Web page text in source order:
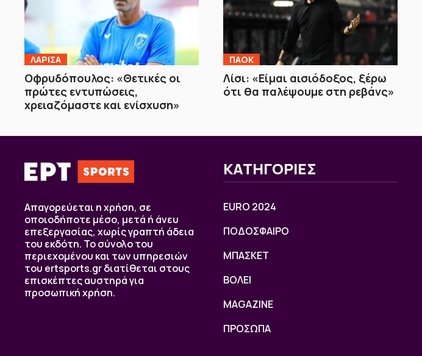
ΛΑΡΙΣΑ
Οφρυδόπουλος: «Θετικές οι
πρώτες εντυπώσεις,
χρειαζόμαστε και ενίσχυση»
ΠΑΟΚ
Λίσι: «Είμαι αισιόδοξος, ξέρω
ότι θα παλέψουμε στη ρεβάνς»
Απαγορεύεται η χρήση, σε
οποιοδήποτε μέσο, μετά ή άνευ
επεξεργασίας, χωρίς γραπτή άδεια
του εκδότη. Το σύνολο του
περιεχομένου και των υπηρεσιών
του ertsports.gr διατίθεται στους
επισκέπτες αυστηρά για
προσωπική χρήση.
ΚΑΤΗΓΟΡΙΕΣ
EURO 2024
ΠΟΔΟΣΦΑΙΡΟ
ΜΠΑΣΚΕΤ
ΒOΛΕΙ
MAGAZINE
ΠΡΟΣΩΠΑ